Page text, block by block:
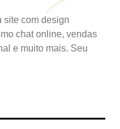
site com design
chat online, vendas
e muito mais. Seu